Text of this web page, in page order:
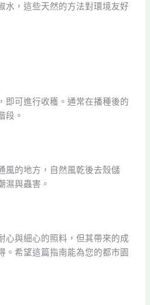
水，這些天然的方法對環境友好
即可進行收穫。通常在播種後的
段。
風的地方，自然風乾後去殼儲
濕與蟲害。
心與細心的照料，但其帶來的成
。希望這篇指南能為您的都市園